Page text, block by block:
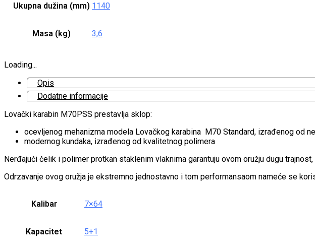
Ukupna dužina (mm) 1140
Masa (kg) 3,6
Loading...
Opis
Dodatne informacije
Lovački karabin M70PSS prestavlja sklop:
ocevljenog mehanizma modela Lovačkog karabina M70 Standard, izrađenog od
modernog kundaka, izrađenog od kvalitetnog polimera
Nerđajući čelik i polimer protkan staklenim vlaknima garantuju ovom oružju dugu
Odrzavanje ovog oružja je ekstremno jednostavno i tom performansaom nameće se
Kalibar 7×64
Kapacitet 5+1